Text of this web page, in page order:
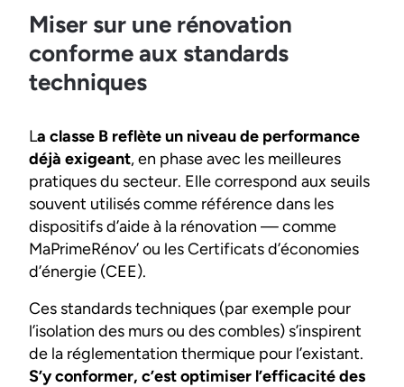
Miser sur une rénovation
conforme aux standards
techniques
La classe B reflète un niveau de performance
déjà exigeant, en phase avec les meilleures
pratiques du secteur. Elle correspond aux seuils
souvent utilisés comme référence dans les
dispositifs d’aide à la rénovation — comme
MaPrimeRénov’ ou les Certificats d’économies
d’énergie (CEE).
Ces standards techniques (par exemple pour
l’isolation des murs ou des combles) s’inspirent
de la réglementation thermique pour l’existant.
S’y conformer, c’est optimiser l’efficacité des